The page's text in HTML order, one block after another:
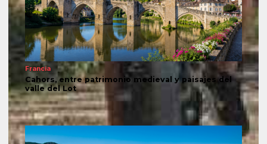
Francia
Cahors, entre patrimonio medieval y paisajes del
valle del Lot